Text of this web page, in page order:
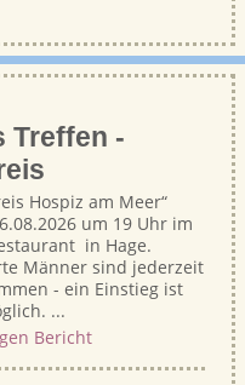
Treffen -
Hospiz am Meer“
um 19 Uhr im
in Hage.
Männer sind jederzeit
- ein Einstieg ist
...
Bericht